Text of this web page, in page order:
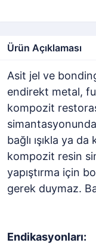
Ürün Açıklaması
Asit jel ve
endirekt metal,
kompozit
bağlı ışıkla ya
kompozit resin
yapıştırma için
gerek duymaz.
Endikasyonları: